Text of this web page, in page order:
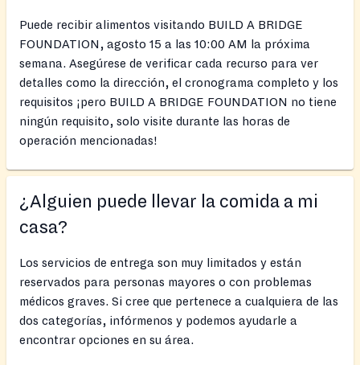
Puede recibir alimentos visitando BUILD A BRIDGE
FOUNDATION, agosto 15 a las 10:00 AM la próxima
semana. Asegúrese de verificar cada recurso para ver
detalles como la dirección, el cronograma completo y los
requisitos ¡pero BUILD A BRIDGE FOUNDATION no tiene
ningún requisito, solo visite durante las horas de
operación mencionadas!
¿Alguien puede llevar la comida a mi
casa?
Los servicios de entrega son muy limitados y están
reservados para personas mayores o con problemas
médicos graves. Si cree que pertenece a cualquiera de las
dos categorías, infórmenos y podemos ayudarle a
encontrar opciones en su área.